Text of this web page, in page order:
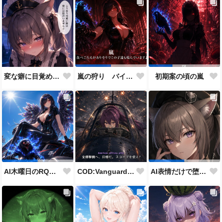
変な癖に目覚めそうになったメイドディーレ赤面バージョン 嵐の狩り バイカーコスチューム 初期案の頃の嵐
AI木曜日のRQ参加作品 COD:Vanguard "ミッドウェー海戦" AI表情だけで堕とせ参加作品